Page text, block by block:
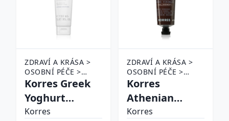
ZDRAVÍ A KRÁSA >
OSOBNÍ PÉČE >
KOSMETIKA > PÉČE
ODLIČOVAČE
Korres Greek
Yoghurt
Probiotic
Korres
ZDRAVÍ A KRÁSA >
OSOBNÍ PÉČE >
KOSMETIKA > PÉČE
Korres
Athenian
Grooming
Korres